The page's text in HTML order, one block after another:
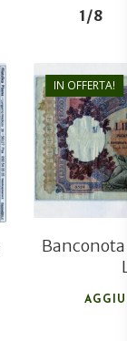
1/8
IN OFFERTA!